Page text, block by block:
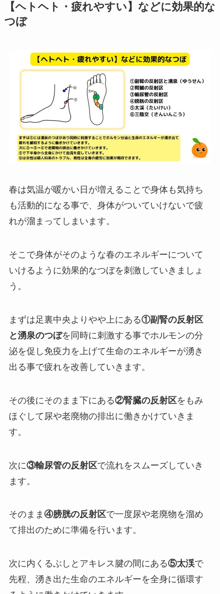
【ヘトヘト・疲れやすい】などに効果的な
つぼ
春は気温が暖かい日が増えることで身体も気持ち
も活動的になる事で、身体がついていけないで疲
れが溜まってしまいます。
そこで身体がそのような春のエネルギーについて
いけるように効果的なつぼを刺激していきましょ
う。
まずは足裏中央よりやや上にある①副腎の反射区
と湧泉のつぼを同時に刺激する事でホルモンの分
泌を促し免疫力を上げて生命のエネルギーが湧き
出る事で疲れを改善していきます。
その後にそのまま下にある②腎臓の反射区をもみ
ほぐして尿や老廃物の排出に働きかけていきま
す。
次に③輸尿管の反射区で流れをスムーズしていき
ます。
そのまま ④膀胱の反射区で一度尿や老廃物を溜め
て排出のために準備を行います。
次に内くるぶしとアキレス腱の間にある⑤太渓で
先程、湧き出た生命のエネルギーを全身に循環す